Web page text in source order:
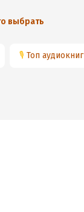
выбрать
🎙 Топ аудиокниг